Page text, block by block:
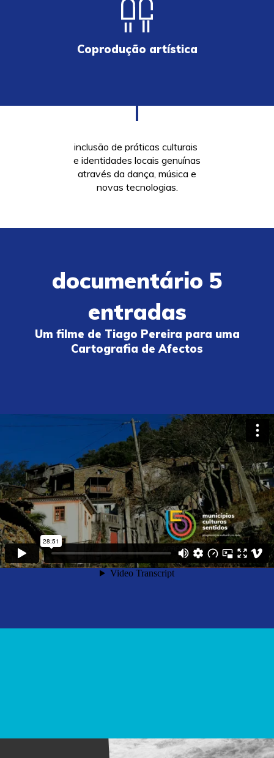
Coprodução artística
inclusão de práticas culturais
e identidades locais genuínas
através da dança, música e
novas tecnologias.
documentário 5
entradas
Um filme de Tiago Pereira para uma
Cartografia de Afectos